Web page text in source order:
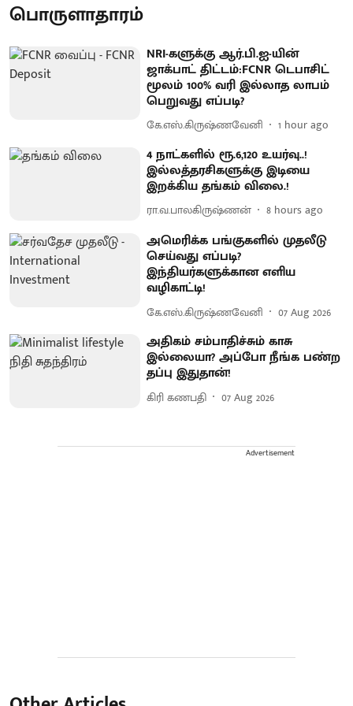
பொருளாதாரம்
NRI-களுக்கு ஆர்.பி.ஐ-யின்
ஜாக்பாட் திட்டம்:FCNR டெபாசிட்
மூலம் 100% வரி இல்லாத லாபம்
பெறுவது எப்படி?
கே.எஸ்.கிருஷ்ணவேனி 1 hour ago
4 நாட்களில் ரூ.6,120 உயர்வு..!
இல்லத்தரசிகளுக்கு இடியை
இறக்கிய தங்கம் விலை.!
ரா.வ.பாலகிருஷ்ணன் 8 hours ago
அமெரிக்க பங்குகளில் முதலீடு
செய்வது எப்படி?
இந்தியர்களுக்கான எளிய
வழிகாட்டி!
கே.எஸ்.கிருஷ்ணவேனி 07 Aug 2026
அதிகம் சம்பாதிச்சும் காசு
இல்லையா? அப்போ நீங்க பண்ற
தப்பு இதுதான்!
கிரி கணபதி 07 Aug 2026
Advertisement